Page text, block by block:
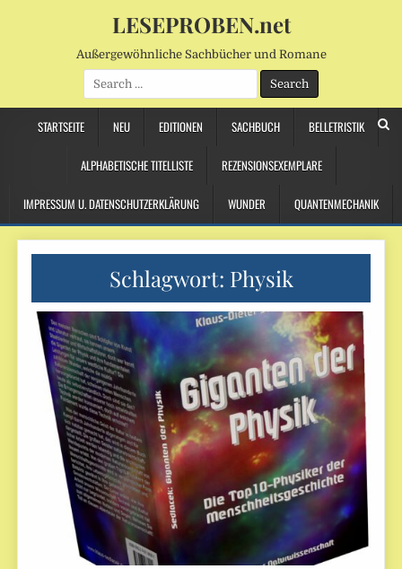
LESEPROBEN.net
Außergewöhnliche Sachbücher und Romane
Search
for:
STARTSEITE NEU EDITIONEN SACHBUCH BELLETRISTIK
ALPHABETISCHE TITELLISTE REZENSIONSEXEMPLARE
IMPRESSUM U. DATENSCHUTZERKLÄRUNG WUNDER QUANTENMECHANIK
Schlagwort: Physik